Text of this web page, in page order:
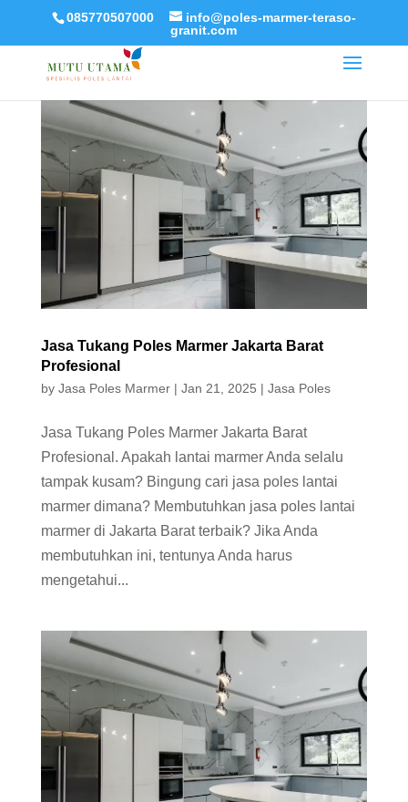
085770507000
info@poles-marmer-teraso-
granit.com
Jasa Tukang Poles Marmer Jakarta Barat
Profesional
by Jasa Poles Marmer| Jan 21, 2025 | Jasa Poles
Jasa Tukang Poles Marmer Jakarta Barat
Profesional. Apakah lantai marmer Anda selalu
tampak kusam? Bingung cari jasa poles lantai
marmer dimana? Membutuhkan jasa poles lantai
marmer di Jakarta Barat terbaik? Jika Anda
membutuhkan ini, tentunya Anda harus
mengetahui...